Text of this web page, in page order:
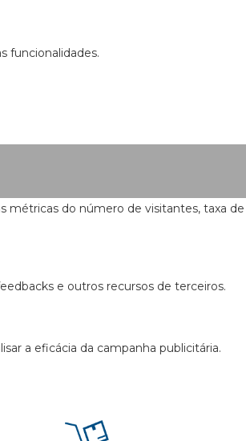
funcionalidades.
métricas do número de visitantes, taxa de
e outros recursos de terceiros.
a eficácia da campanha publicitária.